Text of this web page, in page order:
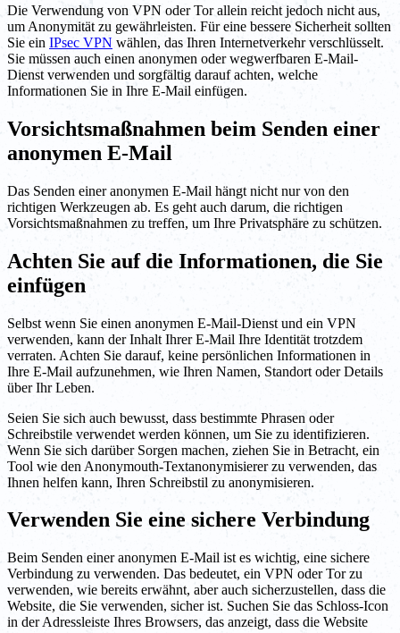
Die Verwendung von VPN oder Tor allein reicht jedoch nicht aus,
um Anonymität zu gewährleisten. Für eine bessere Sicherheit sollten
Sie ein IPsec VPN wählen, das Ihren Internetverkehr verschlüsselt.
Sie müssen auch einen anonymen oder wegwerfbaren E-Mail-
Dienst verwenden und sorgfältig darauf achten, welche
Informationen Sie in Ihre E-Mail einfügen.
Vorsichtsmaßnahmen beim Senden einer
anonymen E-Mail
Das Senden einer anonymen E-Mail hängt nicht nur von den
richtigen Werkzeugen ab. Es geht auch darum, die richtigen
Vorsichtsmaßnahmen zu treffen, um Ihre Privatsphäre zu schützen.
Achten Sie auf die Informationen, die Sie
einfügen
Selbst wenn Sie einen anonymen E-Mail-Dienst und ein VPN
verwenden, kann der Inhalt Ihrer E-Mail Ihre Identität trotzdem
verraten. Achten Sie darauf, keine persönlichen Informationen in
Ihre E-Mail aufzunehmen, wie Ihren Namen, Standort oder Details
über Ihr Leben.
Seien Sie sich auch bewusst, dass bestimmte Phrasen oder
Schreibstile verwendet werden können, um Sie zu identifizieren.
Wenn Sie sich darüber Sorgen machen, ziehen Sie in Betracht, ein
Tool wie den Anonymouth-Textanonymisierer zu verwenden, das
Ihnen helfen kann, Ihren Schreibstil zu anonymisieren.
Verwenden Sie eine sichere Verbindung
Beim Senden einer anonymen E-Mail ist es wichtig, eine sichere
Verbindung zu verwenden. Das bedeutet, ein VPN oder Tor zu
verwenden, wie bereits erwähnt, aber auch sicherzustellen, dass die
Website, die Sie verwenden, sicher ist. Suchen Sie das Schloss-Icon
in der Adressleiste Ihres Browsers, das anzeigt, dass die Website